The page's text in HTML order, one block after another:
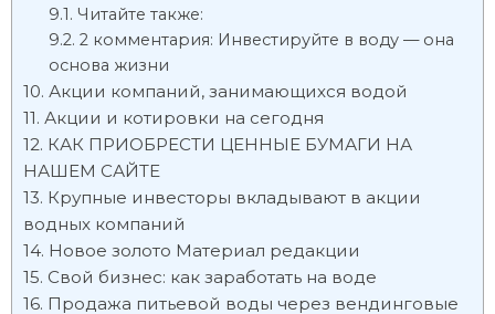
Читайте также:
2 комментария: Инвестируйте в воду — она
основа жизни
Акции компаний, занимающихся водой
Акции и котировки на сегодня
КАК ПРИОБРЕСТИ ЦЕННЫЕ БУМАГИ НА
НАШЕМ САЙТЕ
Крупные инвесторы вкладывают в акции
водных компаний
Новое золото Материал редакции
Свой бизнес: как заработать на воде
Продажа питьевой воды через вендинговые